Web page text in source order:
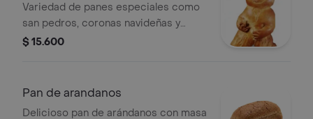
Variedad de panes especiales como
san pedros, coronas navideñas y
canastas. Elige tu favorito.
$ 15.600
Pan de arandanos
Delicioso pan de arándanos con masa